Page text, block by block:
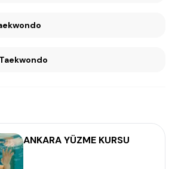
Para Taekwondo
ANKARA YÜZME KURSU